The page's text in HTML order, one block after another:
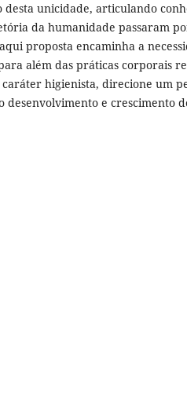
desta unicidade, articulando
da humanidade passaram
proposta encaminha a
além das práticas corporais
caráter higienista, direcione um
desenvolvimento e crescimento